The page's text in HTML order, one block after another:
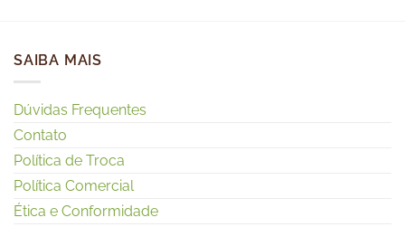
SAIBA MAIS
Dúvidas Frequentes
Contato
Política de Troca
Política Comercial
Ética e Conformidade